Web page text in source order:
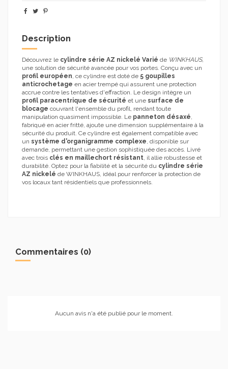
Description
Découvrez le cylindre série AZ nickelé Varié de WINKHAUS,
une solution de sécurité avancée pour vos portes. Conçu avec un
profil européen , ce cylindre est doté de 5 goupilles
anticrochetage en acier trempé qui assurent une protection
accrue contre les tentatives d'effraction. Le design intègre un
profil paracentrique de sécurité et une surface de
blocage couvrant l'ensemble du profil, rendant toute
manipulation quasiment impossible. Le panneton désaxé
fabriqué en acier fritté, ajoute une dimension supplémentaire à la
sécurité du produit. Ce cylindre est également compatible avec
un système d'organigramme complexe , disponible sur
demande, permettant une gestion sophistiquée des accès. Livré
avec trois clés en maillechort résistant , il allie robustesse et
durabilité. Optez pour la fiabilité et la sécurité du cylindre série
AZ nickelé de WINKHAUS, idéal pour renforcer la protection de
vos locaux tant résidentiels que professionnels.
Commentaires (0)
Aucun avis n'a été publié pour le moment.